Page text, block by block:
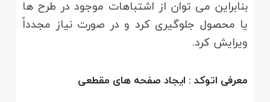
بنابراین می توان از اشتباهات موجود در طرح ها
یا محصول جلوگیری کرد و در صورت نیاز مجدداً
ویرایش کرد.
معرفی اتوکد : ایجاد صفحه های مقطعی